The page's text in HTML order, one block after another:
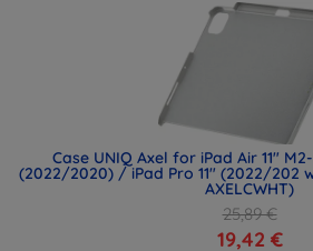
Case UNIQ Axel for iPad Air 11"
(2022/2020) / iPad Pro 11" (2022/202
AXELCWHT)
25,89 €
19,42 €